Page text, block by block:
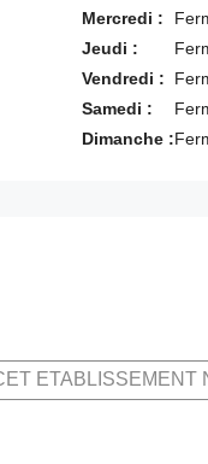
Mercredi :
Jeudi :
Vendredi :
Samedi :
Dimanche :